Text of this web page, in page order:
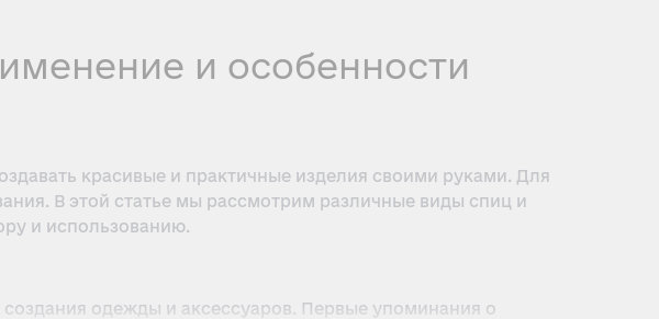
и особенности
красивые и практичные изделия своими руками. Для
В этой статье мы рассмотрим различные виды спиц и
и использованию.
одежды и аксессуаров. Первые упоминания о